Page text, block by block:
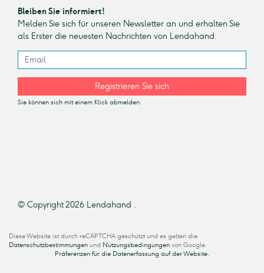
Bleiben Sie informiert!
Melden Sie sich für unseren Newsletter an und erhalten Sie
als Erster die neuesten Nachrichten von Lendahand.
Registrieren Sie sich
Sie können sich mit einem Klick abmelden.
© Copyright 2026 Lendahand .
Diese Website ist durch reCAPTCHA geschützt und es gelten die
Datenschutzbestimmungen und Nutzungsbedingungen von Google.
Präferenzen für die Datenerfassung auf der Website.